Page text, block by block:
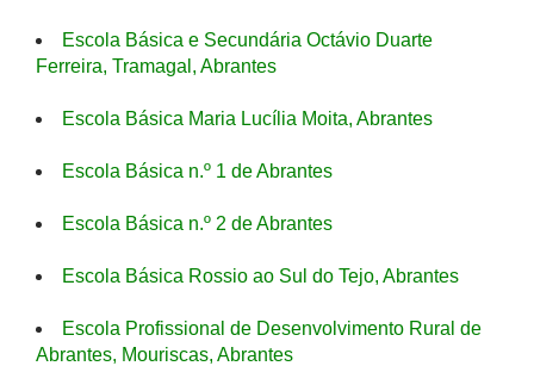
Escola Básica e Secundária Octávio Duarte
Ferreira, Tramagal, Abrantes
Escola Básica Maria Lucília Moita, Abrantes
Escola Básica n.º 1 de Abrantes
Escola Básica n.º 2 de Abrantes
Escola Básica Rossio ao Sul do Tejo, Abrantes
Escola Profissional de Desenvolvimento Rural de
Abrantes, Mouriscas, Abrantes